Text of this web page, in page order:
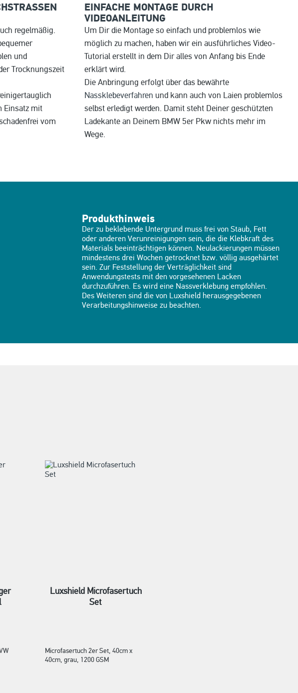
S
regelmäßig.
und
Trocknungszeit
Einsatz mit
vom
EINFACHE MONTAGE DURCH
VIDEOANLEITUNG
Um Dir die Montage so einfach und problemlos wie
möglich zu machen, haben wir ein ausführliches Video-
Tutorial erstellt in dem Dir alles von Anfang bis Ende
erklärt wird.
Die Anbringung erfolgt über das bewährte
Nassklebeverfahren und kann auch von Laien problemlos
selbst erledigt werden. Damit steht Deiner geschützten
Ladekante an Deinem BMW 5er Pkw nichts mehr im
Wege.
Produkthinweis
Der zu beklebende Untergrund muss frei von Staub, Fett
oder anderen Verunreinigungen sein, die die Klebkraft des
Materials beeinträchtigen können. Neulackierungen müssen
mindestens drei Wochen getrocknet bzw. völlig ausgehärtet
sein. Zur Feststellung der Verträglichkeit sind
Anwendungstests mit den vorgesehenen Lacken
durchzuführen. Es wird eine Nassverklebung empfohlen.
Des Weiteren sind die von Luxshield herausgegebenen
Verarbeitungshinweise zu beachten.
Luxshield Microfasertuch
Set
Microfasertuch 2er Set, 40cm x
40cm, grau, 1200 GSM